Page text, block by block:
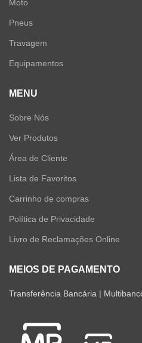
Moto
Pneus
Travagem
Equipamentos
MENU
Sobre Nós
Ver Produtos
Área de Cliente
Lista de Favoritos
Carrinho de compras
Política de Privacidade
Livro de Reclamações Online
MEIOS DE PAGAMENTO
Transferência Bancária |